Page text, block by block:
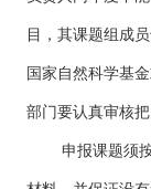
目，其课题组成
国家自然科学基
部门要认真审核
申报课题须按